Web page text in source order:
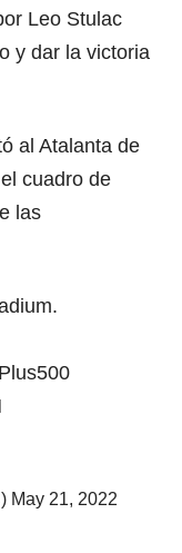
Leo Stulac
y dar la victoria
al Atalanta de
cuadro de
las
.
May 21, 2022